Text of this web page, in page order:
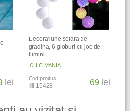
lei
Decoratiune solara de
gradina, 6 globuri cu joc de
lumini
CHIC MANIA
Cod produs
15428 69 lei